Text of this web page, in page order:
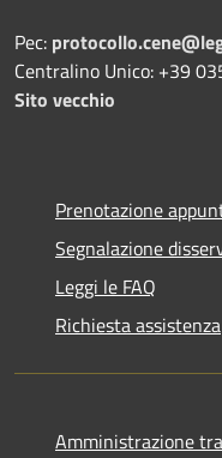
Pec:
Centralino Unico: +39
Sito vecchio
Prenotazione
Segnalazione
Leggi le FAQ
Richiesta assistenza
Amministrazione